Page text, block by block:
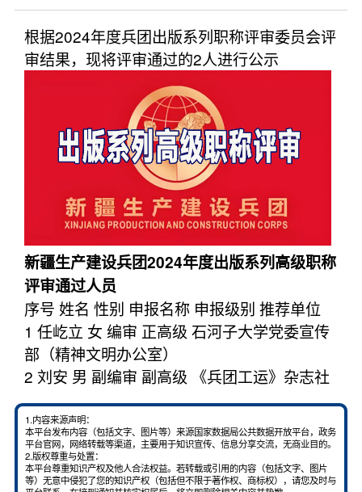
根据2024年度兵团出版系列职称评审委员会评
审结果，现将评审通过的2人进行公示
新疆生产建设兵团2024年度出版系列高级职称
评审通过人员
序号 姓名 性别 申报名称 申报级别 推荐单位
1 任屹立 女 编审 正高级 石河子大学党委宣传
部（精神文明办公室）
2 刘安 男 副编审 副高级 《兵团工运》杂志社
1.内容来源声明：
本平台发布内容（包括文字、图片等）来源国家数据局公共数据开放平台，政务
平台官网，网络转载等渠道，主要用于知识宣传、信息分享交流，无商业目的。
2.版权尊重与处置：
本平台尊重知识产权及他人合法权益。若转载或引用的内容（包括文字、图片
等）无意中侵犯了您的知识产权（包括但不限于著作权、商标权），请您及时与